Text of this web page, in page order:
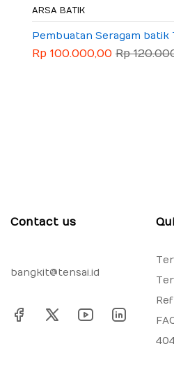
ARSA BATIK
Pembuatan Seragam batik
Rp 100.000,00 Rp
Contact us
bangkit@tensai.id